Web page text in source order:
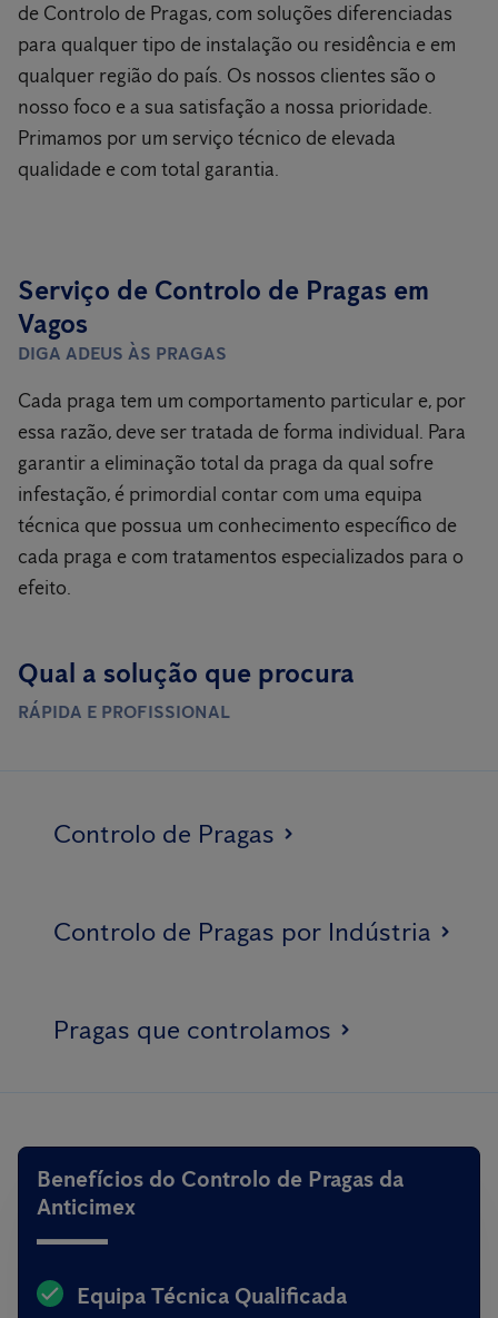
de Controlo de Pragas, com soluções diferenciadas
para qualquer tipo de instalação ou residência e em
qualquer região do país. Os nossos clientes são o
nosso foco e a sua satisfação a nossa prioridade.
Primamos por um serviço técnico de elevada
qualidade e com total garantia.
Serviço de Controlo de Pragas em
Vagos
DIGA ADEUS ÀS PRAGAS
Cada praga tem um comportamento particular e, por
essa razão, deve ser tratada de forma individual. Para
garantir a eliminação total da praga da qual sofre
infestação, é primordial contar com uma equipa
técnica que possua um conhecimento específico de
cada praga e com tratamentos especializados para o
efeito.
Qual a solução que procura
RÁPIDA E PROFISSIONAL
Controlo de Pragas
Controlo de Pragas por Indústria
Pragas que controlamos
Benefícios do Controlo de Pragas da
Anticimex
Equipa Técnica Qualificada